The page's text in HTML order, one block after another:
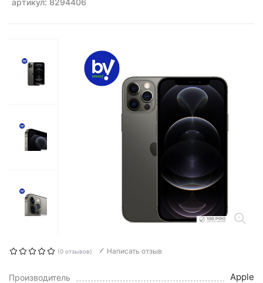
артикул: 8294406
(0 отзывов) Написать отзыв
Производитель Apple